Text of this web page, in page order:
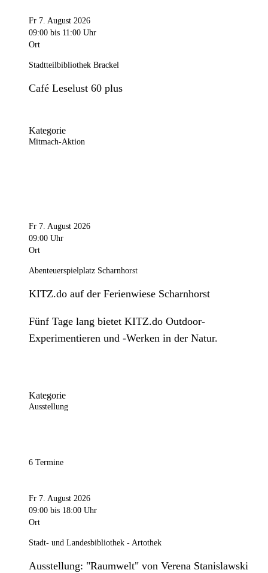
Fr 7. August 2026
09:00 bis 11:00 Uhr
Ort
Stadtteilbibliothek Brackel
Café Leselust 60 plus
Kategorie
Mitmach-Aktion
Fr 7. August 2026
09:00 Uhr
Ort
Abenteuerspielplatz Scharnhorst
KITZ.do auf der Ferienwiese Scharnhorst
Fünf Tage lang bietet KITZ.do Outdoor-
Experimentieren und -Werken in der Natur.
Kategorie
Ausstellung
6 Termine
Fr 7. August 2026
09:00 bis 18:00 Uhr
Ort
Stadt- und Landesbibliothek - Artothek
Ausstellung: "Raumwelt" von Verena Stanislawski